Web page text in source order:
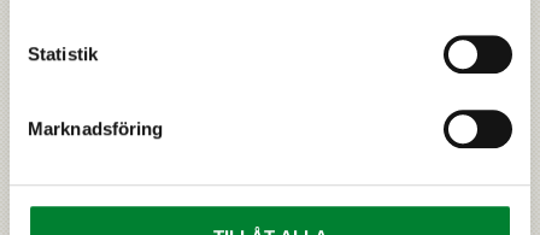
Statistik
Marknadsföring